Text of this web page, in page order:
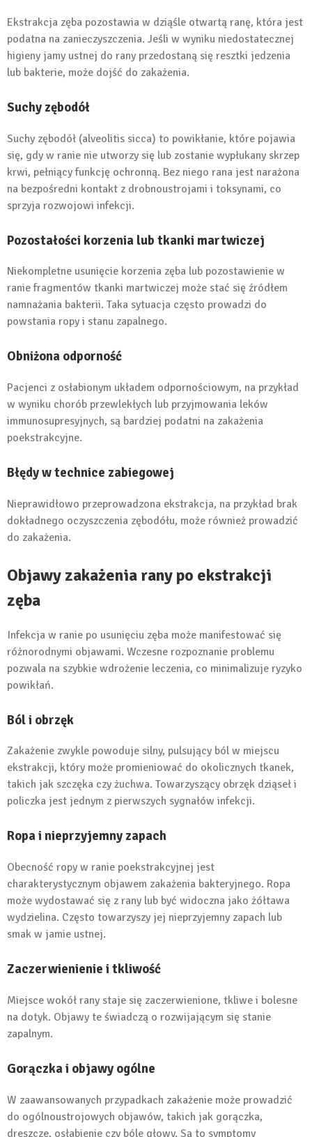
Ekstrakcja zęba pozostawia w dziąśle otwartą ranę, która jest
podatna na zanieczyszczenia. Jeśli w wyniku niedostatecznej
higieny jamy ustnej do rany przedostaną się resztki jedzenia
lub bakterie, może dojść do zakażenia.
Suchy zębodół
Suchy zębodół (alveolitis sicca) to powikłanie, które pojawia
się, gdy w ranie nie utworzy się lub zostanie wypłukany skrzep
krwi, pełniący funkcję ochronną. Bez niego rana jest narażona
na bezpośredni kontakt z drobnoustrojami i toksynami, co
sprzyja rozwojowi infekcji.
Pozostałości korzenia lub tkanki martwiczej
Niekompletne usunięcie korzenia zęba lub pozostawienie w
ranie fragmentów tkanki martwiczej może stać się źródłem
namnażania bakterii. Taka sytuacja często prowadzi do
powstania ropy i stanu zapalnego.
Obniżona odporność
Pacjenci z osłabionym układem odpornościowym, na przykład
w wyniku chorób przewlekłych lub przyjmowania leków
immunosupresyjnych, są bardziej podatni na zakażenia
poekstrakcyjne.
Błędy w technice zabiegowej
Nieprawidłowo przeprowadzona ekstrakcja, na przykład brak
dokładnego oczyszczenia zębodółu, może również prowadzić
do zakażenia.
Objawy zakażenia rany po ekstrakcji
zęba
Infekcja w ranie po usunięciu zęba może manifestować się
różnorodnymi objawami. Wczesne rozpoznanie problemu
pozwala na szybkie wdrożenie leczenia, co minimalizuje ryzyko
powikłań.
Ból i obrzęk
Zakażenie zwykle powoduje silny, pulsujący ból w miejscu
ekstrakcji, który może promieniować do okolicznych tkanek,
takich jak szczęka czy żuchwa. Towarzyszący obrzęk dziąseł i
policzka jest jednym z pierwszych sygnałów infekcji.
Ropa i nieprzyjemny zapach
Obecność ropy w ranie poekstrakcyjnej jest
charakterystycznym objawem zakażenia bakteryjnego. Ropa
może wydostawać się z rany lub być widoczna jako żółtawa
wydzielina. Często towarzyszy jej nieprzyjemny zapach lub
smak w jamie ustnej.
Zaczerwienienie i tkliwość
Miejsce wokół rany staje się zaczerwienione, tkliwe i bolesne
na dotyk. Objawy te świadczą o rozwijającym się stanie
zapalnym.
Gorączka i objawy ogólne
W zaawansowanych przypadkach zakażenie może prowadzić
do ogólnoustrojowych objawów, takich jak gorączka,
dreszcze, osłabienie czy bóle głowy. Są to symptomy